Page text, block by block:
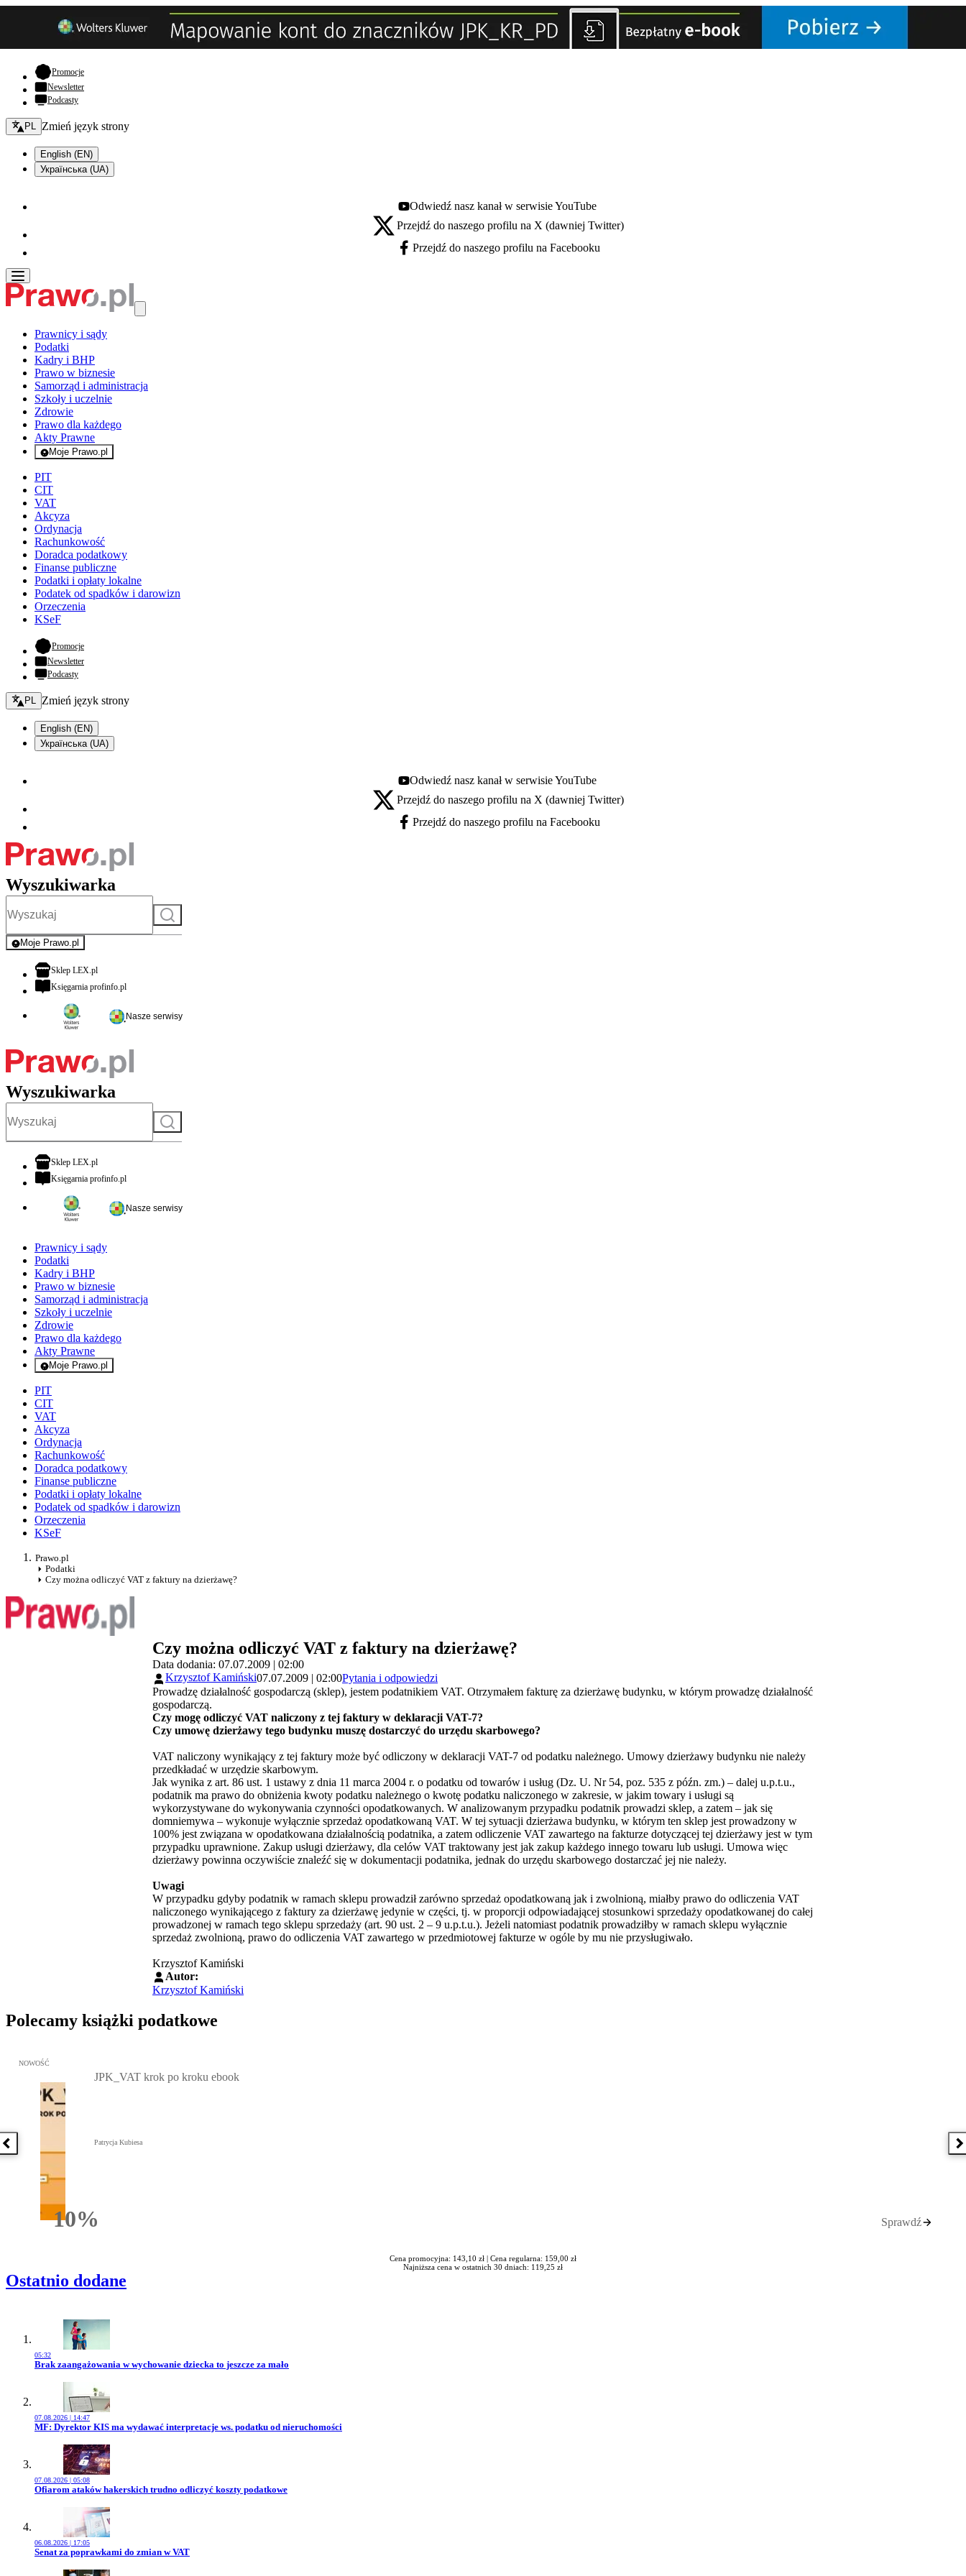
Promocje- otwiera się w nowej karcie
Newsletter
Podcasty
Zmień język - bieżący:
PL Zmień język strony
English (EN)
Українська (UA)
Youtube - otwiera się w nowej karcie
Odwiedź nasz kanał w serwisie YouTube
X - otwiera się w nowej karcie
Przejdź do naszego profilu na X (dawniej Twitter)
Facebook - otwiera się w nowej karcie
Przejdź do naszego profilu na Facebooku
Prawnicy i sądy
Podatki
Kadry i BHP
Prawo w biznesie
Samorząd i administracja
Szkoły i uczelnie
Zdrowie
Prawo dla każdego
Akty Prawne
Moje Prawo.pl
- rejestracja i logowanie do serwisu
PIT
CIT
VAT
Akcyza
Ordynacja
Rachunkowość
Doradca podatkowy
Finanse publiczne
Podatki i opłaty lokalne
Podatek od spadków i darowizn
Orzeczenia
KSeF
Promocje- otwiera się w nowej karcie
Newsletter
Podcasty
Zmień język - bieżący:
PL Zmień język strony
English (EN)
Українська (UA)
Youtube - otwiera się w nowej karcie
Odwiedź nasz kanał w serwisie YouTube
X - otwiera się w nowej karcie
Przejdź do naszego profilu na X (dawniej Twitter)
Facebook - otwiera się w nowej karcie
Przejdź do naszego profilu na Facebooku
Wyszukiwarka
Szukaj
Moje Prawo.pl
- rejestracja i logowanie do serwisu
Sklep LEX.plotwiera się w nowej karcie
Księgarnia profinfo.plotwiera się w nowej karcie
Nasze serwisy
Wyszukiwarka
Szukaj
Sklep LEX.plotwiera się w nowej karcie
Księgarnia profinfo.plotwiera się w nowej karcie
Nasze serwisy
Prawnicy i sądy
Podatki
Kadry i BHP
Prawo w biznesie
Samorząd i administracja
Szkoły i uczelnie
Zdrowie
Prawo dla każdego
Akty Prawne
Moje Prawo.pl
- rejestracja i logowanie do serwisu
PIT
CIT
VAT
Akcyza
Ordynacja
Rachunkowość
Doradca podatkowy
Finanse publiczne
Podatki i opłaty lokalne
Podatek od spadków i darowizn
Orzeczenia
KSeF
Prawo.pl
Podatki
Czy można odliczyć VAT z faktury na dzierżawę?
Czy można odliczyć VAT z faktury na dzierżawę?
Data dodania: 07.07.2009 | 02:00
Krzysztof Kamiński07.07.2009 | 02:00Pytania i odpowiedzi
Prowadzę działalność gospodarczą (sklep), jestem podatnikiem VAT. Otrzymałem fakturę za dzierżawę budynku, w którym prowadzę działalność
gospodarczą.
Czy mogę odliczyć VAT naliczony z tej faktury w deklaracji VAT-7?
Czy umowę dzierżawy tego budynku muszę dostarczyć do urzędu skarbowego?
VAT naliczony wynikający z tej faktury może być odliczony w deklaracji VAT-7 od podatku należnego. Umowy dzierżawy budynku nie należy
przedkładać w urzędzie skarbowym.
Jak wynika z art. 86 ust. 1 ustawy z dnia 11 marca 2004 r. o podatku od towarów i usług (Dz. U. Nr 54, poz. 535 z późn. zm.) – dalej u.p.t.u.,
podatnik ma prawo do obniżenia kwoty podatku należnego o kwotę podatku naliczonego w zakresie, w jakim towary i usługi są
wykorzystywane do wykonywania czynności opodatkowanych. W analizowanym przypadku podatnik prowadzi sklep, a zatem – jak się
domniemywa – wykonuje wyłącznie sprzedaż opodatkowaną VAT. W tej sytuacji dzierżawa budynku, w którym ten sklep jest prowadzony w
100% jest związana w opodatkowana działalnością podatnika, a zatem odliczenie VAT zawartego na fakturze dotyczącej tej dzierżawy jest w tym
przypadku uprawnione. Zakup usługi dzierżawy, dla celów VAT traktowany jest jak zakup każdego innego towaru lub usługi. Umowa więc
dzierżawy powinna oczywiście znaleźć się w dokumentacji podatnika, jednak do urzędu skarbowego dostarczać jej nie należy.
Uwagi
W przypadku gdyby podatnik w ramach sklepu prowadził zarówno sprzedaż opodatkowaną jak i zwolnioną, miałby prawo do odliczenia VAT
naliczonego wynikającego z faktury za dzierżawę jedynie w części, tj. w proporcji odpowiadającej stosunkowi sprzedaży opodatkowanej do całej
prowadzonej w ramach tego sklepu sprzedaży (art. 90 ust. 2 – 9 u.p.t.u.). Jeżeli natomiast podatnik prowadziłby w ramach sklepu wyłącznie
sprzedaż zwolnioną, prawo do odliczenia VAT zawartego w przedmiotowej fakturze w ogóle by mu nie przysługiwało.
Krzysztof Kamiński
Autor:
Krzysztof Kamiński
Polecamy książki podatkowe
Poprzednia książka
Przejdź do: JPK_VAT krok po kroku ebook, Patrycja Kubiesa - otwiera się w nowym oknie
NOWOŚĆ
10%Rabatu
JPK_VAT krok po kroku ebook
Patrycja Kubiesa
Sprawdź
Cena promocyjna: 143,10 zł | Cena regularna: 159,00 zł
Najniższa cena w ostatnich 30 dniach: 119,25 zł
Ostatnio dodane
05:32
Przejdź do artykułu:
Brak zaangażowania w wychowanie dziecka to jeszcze za mało
07.08.2026 | 14:47
Przejdź do artykułu:
MF: Dyrektor KIS ma wydawać interpretacje ws. podatku od nieruchomości
07.08.2026 | 05:08
Przejdź do artykułu:
Ofiarom ataków hakerskich trudno odliczyć koszty podatkowe
06.08.2026 | 17:05
Przejdź do artykułu:
Senat za poprawkami do zmian w VAT